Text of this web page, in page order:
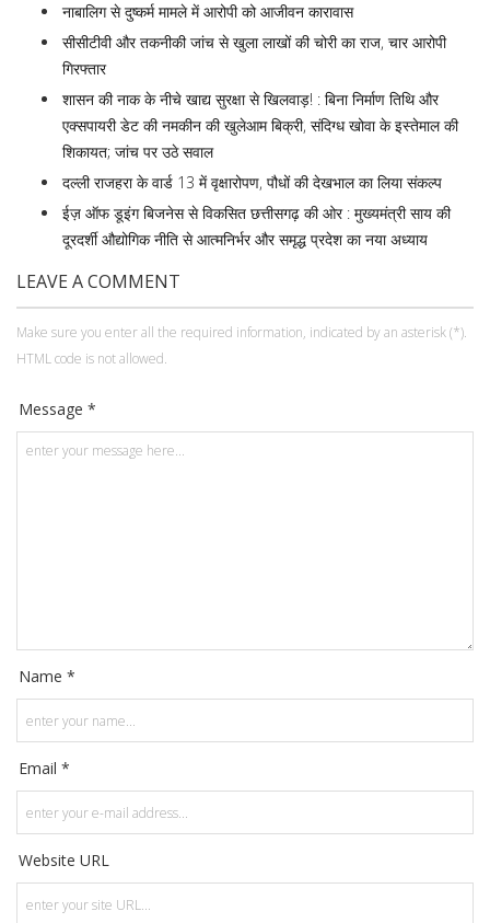
नाबालिग से दुष्कर्म मामले में आरोपी को आजीवन कारावास
सीसीटीवी और तकनीकी जांच से खुला लाखों की चोरी का राज, चार आरोपी
गिरफ्तार
शासन की नाक के नीचे खाद्य सुरक्षा से खिलवाड़! : बिना निर्माण तिथि और
एक्सपायरी डेट की नमकीन की खुलेआम बिक्री, संदिग्ध खोवा के इस्तेमाल की
शिकायत; जांच पर उठे सवाल
दल्ली राजहरा के वार्ड 13 में वृक्षारोपण, पौधों की देखभाल का लिया संकल्प
ईज़ ऑफ डूइंग बिजनेस से विकसित छत्तीसगढ़ की ओर : मुख्यमंत्री साय की
दूरदर्शी औद्योगिक नीति से आत्मनिर्भर और समृद्ध प्रदेश का नया अध्याय
LEAVE A COMMENT
Make sure you enter all the required information, indicated by an asterisk (*).
HTML code is not allowed.
Message *
Name *
Email *
Website URL